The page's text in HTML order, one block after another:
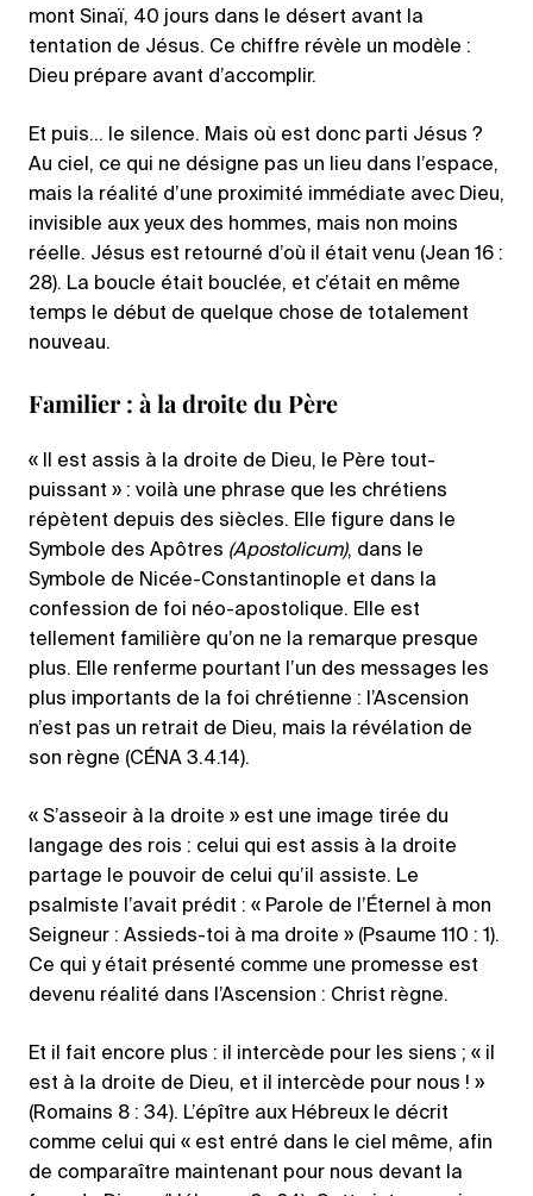
mont Sinaï, 40 jours dans le désert avant la
tentation de Jésus. Ce chiffre révèle un modèle :
Dieu prépare avant d’accomplir.
Et puis… le silence. Mais où est donc parti Jésus ?
Au ciel, ce qui ne désigne pas un lieu dans l’espace,
mais la réalité d’une proximité immédiate avec Dieu,
invisible aux yeux des hommes, mais non moins
réelle. Jésus est retourné d’où il était venu (Jean 16 :
28). La boucle était bouclée, et c’était en même
temps le début de quelque chose de totalement
nouveau.
Familier : à la droite du Père
« Il est assis à la droite de Dieu, le Père tout-
puissant » : voilà une phrase que les chrétiens
répètent depuis des siècles. Elle figure dans le
Symbole des Apôtres (Apostolicum), dans le
Symbole de Nicée-Constantinople et dans la
confession de foi néo-apostolique. Elle est
tellement familière qu’on ne la remarque presque
plus. Elle renferme pourtant l’un des messages les
plus importants de la foi chrétienne : l’Ascension
n’est pas un retrait de Dieu, mais la révélation de
son règne (CÉNA 3.4.14).
« S’asseoir à la droite » est une image tirée du
langage des rois : celui qui est assis à la droite
partage le pouvoir de celui qu’il assiste. Le
psalmiste l’avait prédit : « Parole de l’Éternel à mon
Seigneur : Assieds-toi à ma droite » (Psaume 110 : 1).
Ce qui y était présenté comme une promesse est
devenu réalité dans l’Ascension : Christ règne.
Et il fait encore plus : il intercède pour les siens ; « il
est à la droite de Dieu, et il intercède pour nous ! »
(Romains 8 : 34). L’épître aux Hébreux le décrit
comme celui qui « est entré dans le ciel même, afin
de comparaître maintenant pour nous devant la